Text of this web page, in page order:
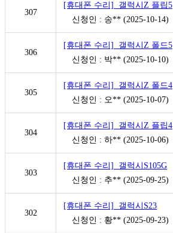
307
[휴대폰 수리] 갤럭시Z 플립5
신청인 : 송** (2025-10-14)
306
[휴대폰 수리] 갤럭시Z 폴드5
신청인 : 박** (2025-10-10)
305
[휴대폰 수리] 갤럭시Z 폴드4
신청인 : 오** (2025-10-07)
304
[휴대폰 수리] 갤럭시Z 플립4
신청인 : 하** (2025-10-06)
303
[휴대폰 수리] 갤럭시S105G
신청인 : 추** (2025-09-25)
302
[휴대폰 수리] 갤럭시S23
신청인 : 황** (2025-09-23)